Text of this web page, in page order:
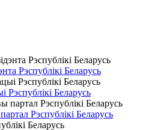
Рэспублікі Беларусь
Рэспублікі Беларусь
Рэспублікі Беларусь